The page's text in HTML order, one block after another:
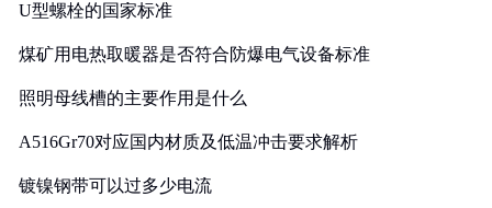
U型螺栓的国家标准
煤矿用电热取暖器是否符合防爆电气设备标准
照明母线槽的主要作用是什么
A516Gr70对应国内材质及低温冲击要求解析
镀镍钢带可以过多少电流